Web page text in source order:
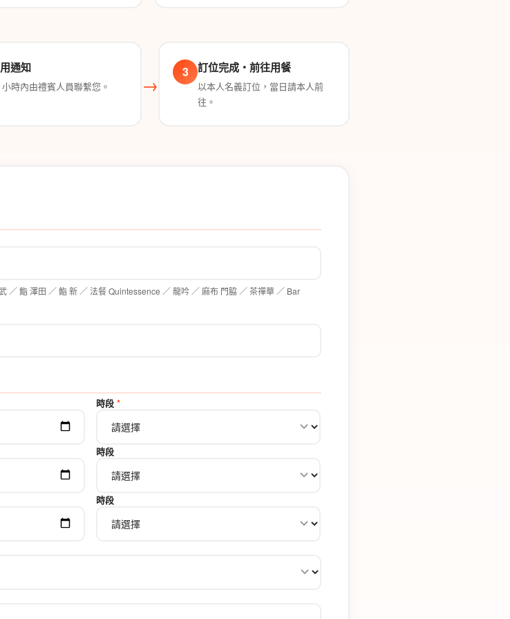
通知
時內由禮賓人員聯繫您。 →
3 訂位完成・前往用餐
以本人名義訂位，當日請本人前
往。
／ 鮨 澤田 ／ 鮨 新 ／ 法餐 Quintessence ／ 龍吟 ／ 麻布 門脇 ／ 茶禪華 ／ Bar
時段 *
時段
時段